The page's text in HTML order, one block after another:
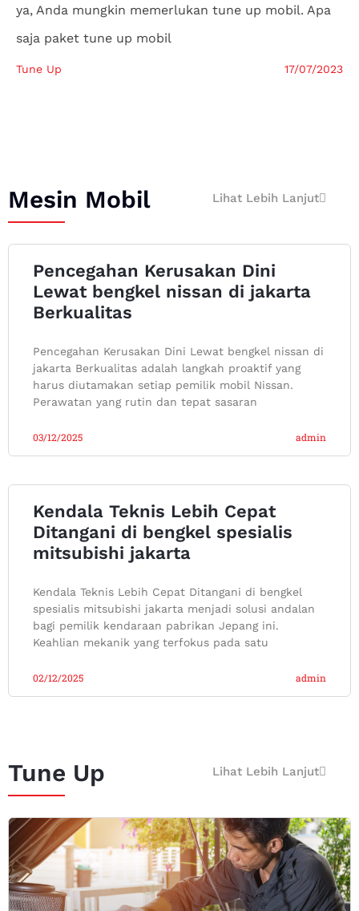
ya, Anda mungkin memerlukan tune up mobil. Apa
saja paket tune up mobil
Tune Up 17/07/2023
Mesin Mobil Lihat Lebih Lanjut
Pencegahan Kerusakan Dini
Lewat bengkel nissan di jakarta
Berkualitas
Pencegahan Kerusakan Dini Lewat bengkel nissan di
jakarta Berkualitas adalah langkah proaktif yang
harus diutamakan setiap pemilik mobil Nissan.
Perawatan yang rutin dan tepat sasaran
admin
03/12/2025
Kendala Teknis Lebih Cepat
Ditangani di bengkel spesialis
mitsubishi jakarta
Kendala Teknis Lebih Cepat Ditangani di bengkel
spesialis mitsubishi jakarta menjadi solusi andalan
bagi pemilik kendaraan pabrikan Jepang ini.
Keahlian mekanik yang terfokus pada satu
admin
02/12/2025
Tune Up Lihat Lebih Lanjut